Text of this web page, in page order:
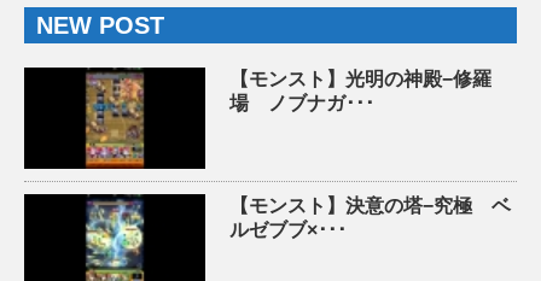
NEW POST
【モンスト】光明の神殿−修羅
場 ノブナガ･･･
【モンスト】決意の塔−究極 ベ
ルゼブブ×･･･